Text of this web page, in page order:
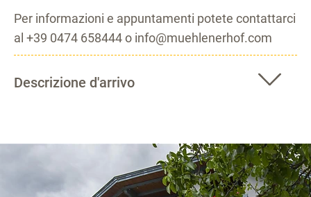
Per informazioni e appuntamenti potete contattarci
al +39 0474 658444 o info@muehlenerhof.com
Descrizione d'arrivo